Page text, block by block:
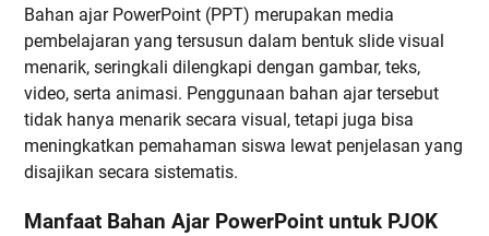
Bahan ajar PowerPoint (PPT) merupakan media
pembelajaran yang tersusun dalam bentuk slide visual
menarik, seringkali dilengkapi dengan gambar, teks,
video, serta animasi. Penggunaan bahan ajar tersebut
tidak hanya menarik secara visual, tetapi juga bisa
meningkatkan pemahaman siswa lewat penjelasan yang
disajikan secara sistematis.
Manfaat Bahan Ajar PowerPoint untuk PJOK